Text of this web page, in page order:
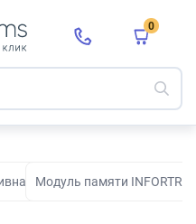
0
и модернизации
память
Модуль памяти